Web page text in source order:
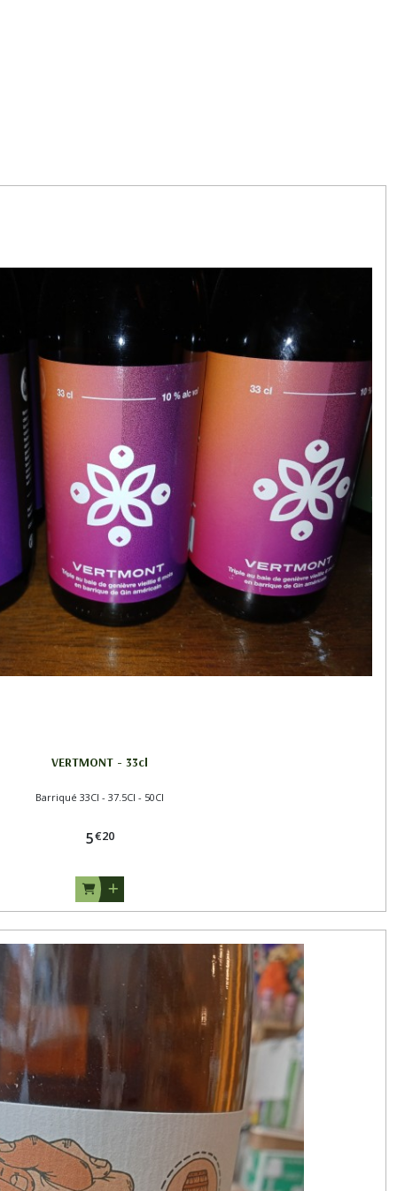
VERTMONT - 33cl
Barriqué 33Cl - 37.5Cl - 50Cl
5€20